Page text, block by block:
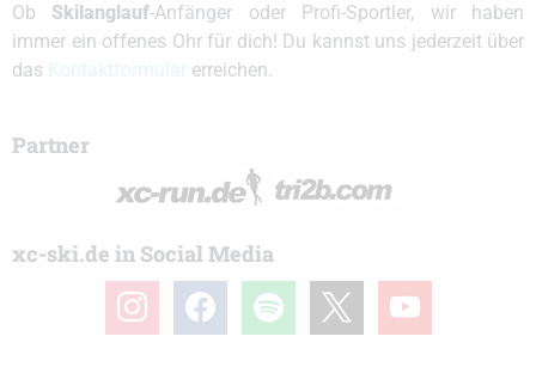
Ob Skilanglauf-Anfänger oder Profi-Sportler, wir haben
immer ein offenes Ohr für dich! Du kannst uns jederzeit über
das
erreichen.
Partner
xc-ski.de in Social Media
instagramfacebook spotify youtube